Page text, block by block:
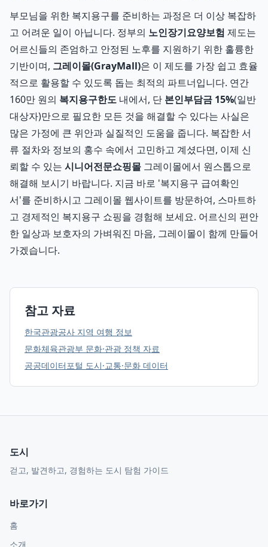
부모님을 위한 복지용구를 준비하는 과정은 더 이상 복잡하
고 어려운 일이 아닙니다. 정부의 노인장기요양보험 제도는
어르신들의 존엄하고 안정된 노후를 지원하기 위한 훌륭한
기반이며, 그레이몰(GrayMall)은 이 제도를 가장 쉽고 효율
적으로 활용할 수 있도록 돕는 최적의 파트너입니다. 연간
160만 원의 복지용구한도 내에서, 단 본인부담금 15%(일반
대상자)만으로 필요한 모든 것을 해결할 수 있다는 사실은
많은 가정에 큰 위안과 실질적인 도움을 줍니다. 복잡한 서
류 절차와 정보의 홍수 속에서 고민하고 계셨다면, 이제 신
뢰할 수 있는 시니어전문쇼핑몰 그레이몰에서 원스톱으로
해결해 보시기 바랍니다. 지금 바로 '복지용구 급여확인
서'를 준비하시고 그레이몰 웹사이트를 방문하여, 스마트하
고 경제적인 복지용구 쇼핑을 경험해 보세요. 어르신의 편안
한 일상과 보호자의 가벼워진 마음, 그레이몰이 함께 만들어
가겠습니다.
참고 자료
한국관광공사 지역 여행 정보
문화체육관광부 문화·관광 정책 자료
공공데이터포털 도시·교통·문화 데이터
도시
걷고, 발견하고, 경험하는 도시 탐험 가이드
바로가기
홈
소개